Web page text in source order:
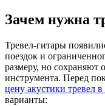
Зачем нужна
Тревел-гитары
поездок и
размеру, но сохраняют
инструмента. Перед
цену акустики тревел
варианты: